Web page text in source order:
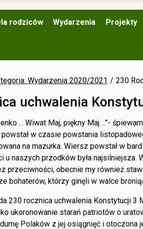
rodziców Wydarzenia Projekty
Wydarzenia 2020/2021 230
uchwalenia
... Wiwat Maj, piękny Maj ...’’-
w czasie powstania
na mazurka. Wiersz powstał w
u naszych przodków była najsilniejsza.
przeciwności, obecnie my również
bohaterów, którzy ginęli w walce
230 rocznica uchwalenia Konstytucji 3
ukoronowanie starań patriotów o
Polaków z jej osiągnięć i otoczona